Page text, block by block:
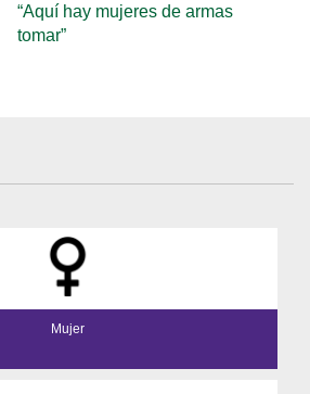
“Aquí hay mujeres de armas
tomar”
Mujer